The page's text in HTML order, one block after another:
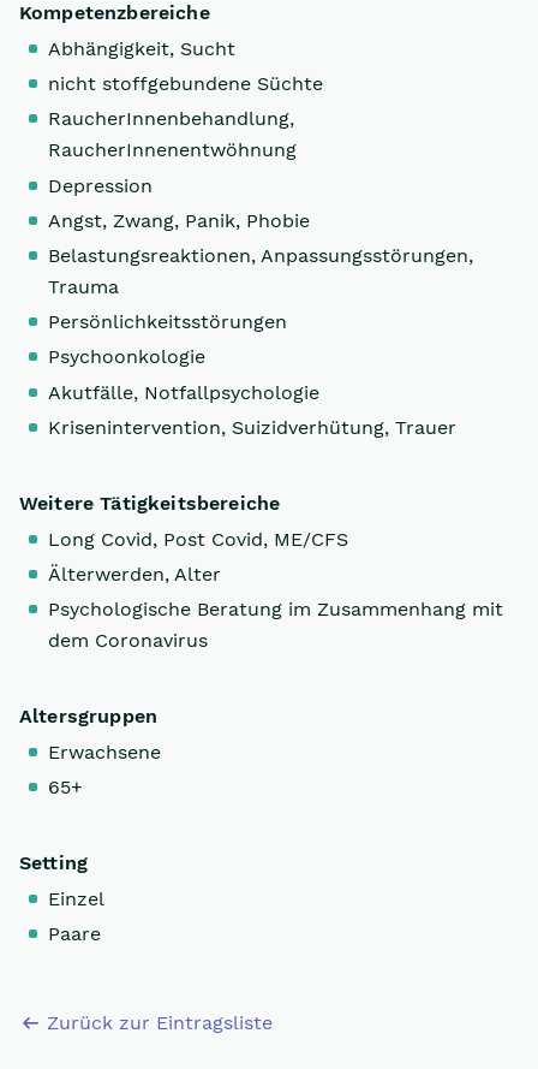
Kompetenzbereiche
Abhängigkeit, Sucht
nicht stoffgebundene Süchte
RaucherInnenbehandlung,
RaucherInnenentwöhnung
Depression
Angst, Zwang, Panik, Phobie
Belastungsreaktionen, Anpassungsstörungen,
Trauma
Persönlichkeitsstörungen
Psychoonkologie
Akutfälle, Notfallpsychologie
Krisenintervention, Suizidverhütung, Trauer
Weitere Tätigkeitsbereiche
Long Covid, Post Covid, ME/CFS
Älterwerden, Alter
Psychologische Beratung im Zusammenhang mit
dem Coronavirus
Altersgruppen
Erwachsene
65+
Setting
Einzel
Paare
Zurück zur Eintragsliste